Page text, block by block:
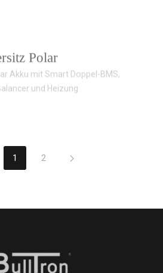
Polar
Akku mit Smart Doppel-BMS,
und Heizung
1 2